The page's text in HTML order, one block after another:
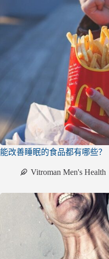
能改善睡眠的食品都有哪些？
Vitroman Men's Health